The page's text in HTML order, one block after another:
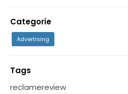
Categorie
Advertising
Tags
reclamereview